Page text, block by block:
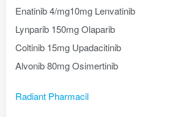
Enatinib 4/mg10mg Lenvatinib
Lynparib 150mg Olaparib
Coltinib 15mg Upadacitinib
Alvonib 80mg Osimertinib
Radiant Pharmacil